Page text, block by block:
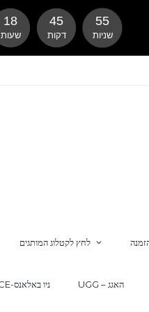
לחץ לקטלוג המותגים
NEW BALANCE-ניו באלאנס UGG – האגג
18
שעות
45
דקות
54
שניות